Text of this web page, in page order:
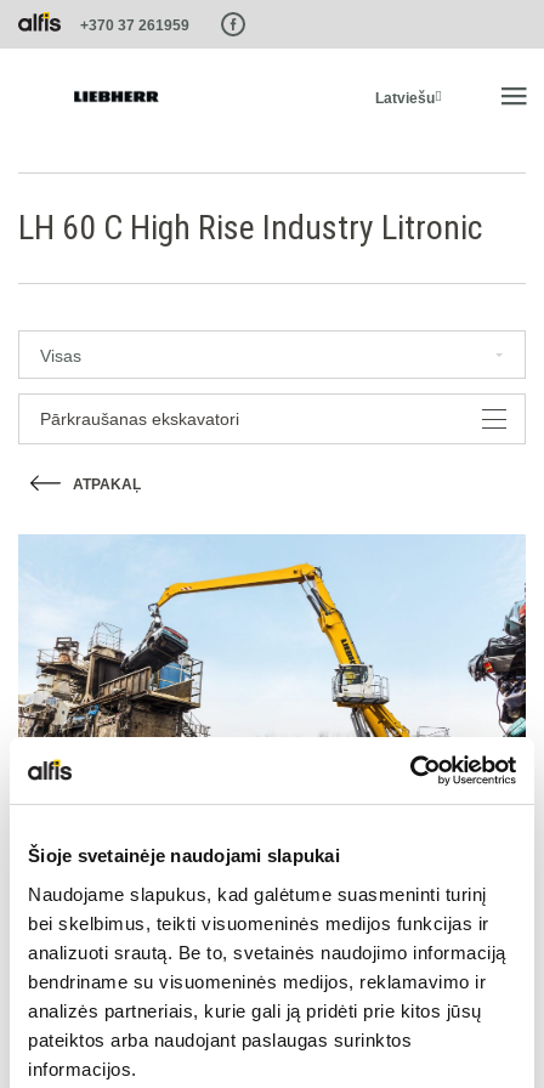
Šioje svetainėje naudojami slapukai
Naudojame slapukus, kad galėtume suasmeninti turinį
bei skelbimus, teikti visuomeninės medijos funkcijas ir
analizuoti srautą. Be to, svetainės naudojimo informaciją
bendriname su visuomeninės medijos, reklamavimo ir
analizės partneriais, kurie gali ją pridėti prie kitos jūsų
pateiktos arba naudojant paslaugas surinktos
informacijos.
Paste this code as high in the of the page as possible:
+370 37 261959
Latviešu
PAKALPOJUMI UN RISINĀJUMI
LIEBHERR SISTĒMAS
LIEBHERR USED
KARJERAS IESPĒJAS
APIE MUS
LH 60 C High Rise Industry Litronic
Visas
Pārkraušanas ekskavatori
ATPAKAĻ
Tehniskie dati
Sniedzamība